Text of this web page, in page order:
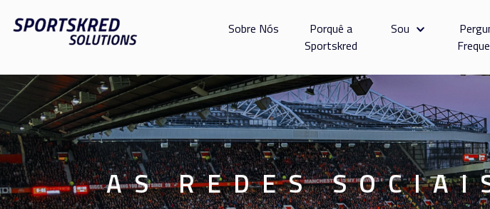
Sobre Nós
Porquê a
Sportskred
Sou
AS REDES